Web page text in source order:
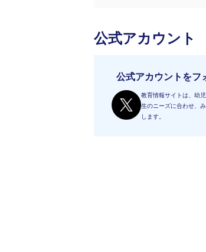
公式アカウント
公式アカウントをフ
教育情報サイトは、幼
生のニーズに合わせ、
します。